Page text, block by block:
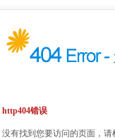
http404错误
没有找到您要访问的页面，